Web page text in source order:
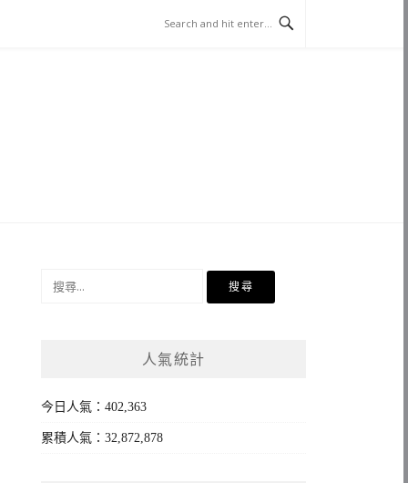
人氣統計
今日人氣：402,363
累積人氣：32,872,878